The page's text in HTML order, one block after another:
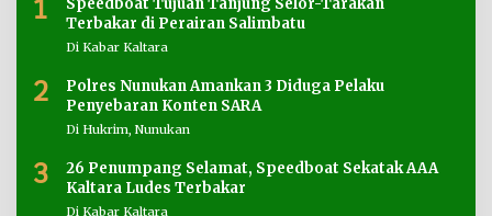
1
Speedboat Tujuan Tanjung Selor-Tarakan
Terbakar di Perairan Salimbatu
Di Kabar Kaltara
2
Polres Nunukan Amankan 3 Diduga Pelaku
Penyebaran Konten SARA
Di Hukrim, Nunukan
3
26 Penumpang Selamat, Speedboat Sekatak AAA
Kaltara Ludes Terbakar
Di Kabar Kaltara